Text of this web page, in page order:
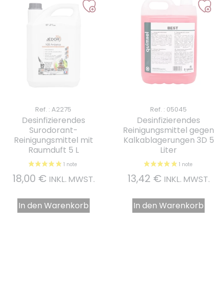
Ref. : A2275
Desinfizierendes
Surodorant-
Reinigungsmittel mit
Raumduft 5 L
18,00 € INKL. MWST.
In den Warenkorb
Ref. : 05045
Desinfizierendes
Reinigungsmittel gegen
Kalkablagerungen 3D 5
Liter
13,42 € INKL. MWST.
In den Warenkorb